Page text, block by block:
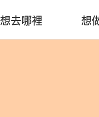
想去哪裡 想